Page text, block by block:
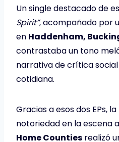
Un single destacado de
Spirit”, acompañado por
en Haddenham,
contrastaba un tono
narrativa de crítica
cotidiana.
Gracias a esos dos EPs,
notoriedad en la escena
Home Counties realizó